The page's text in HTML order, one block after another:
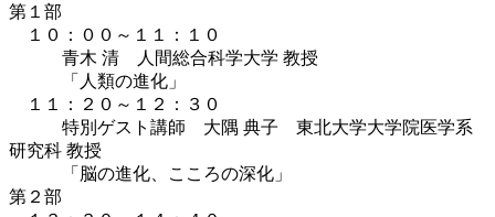
第１部
１０：００～１１：１０
青木 清 人間総合科学大学 教授
「人類の進化」
１１：２０～１２：３０
特別ゲスト講師 大隅 典子 東北大学大学院医学系
研究科 教授
「脳の進化、こころの深化」
第２部